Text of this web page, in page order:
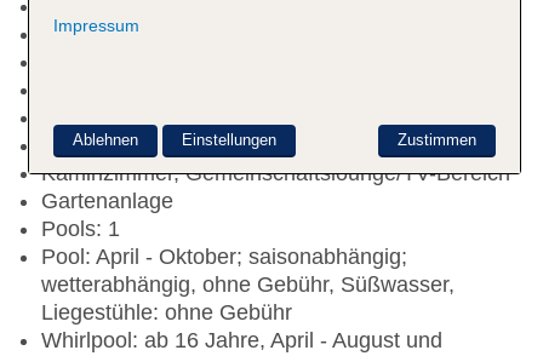
Check-in Zeit ab 14:00 Uhr
Kaminzimmer, Gemeinschaftslounge/TV-Bereich
Gartenanlage
Pools: 1
Pool: April - Oktober; saisonabhängig;
wetterabhängig, ohne Gebühr, Süßwasser,
Liegestühle: ohne Gebühr
Whirlpool: ab 16 Jahre, April - August und
Impressum
Zustimmen
Ablehnen Einstellungen